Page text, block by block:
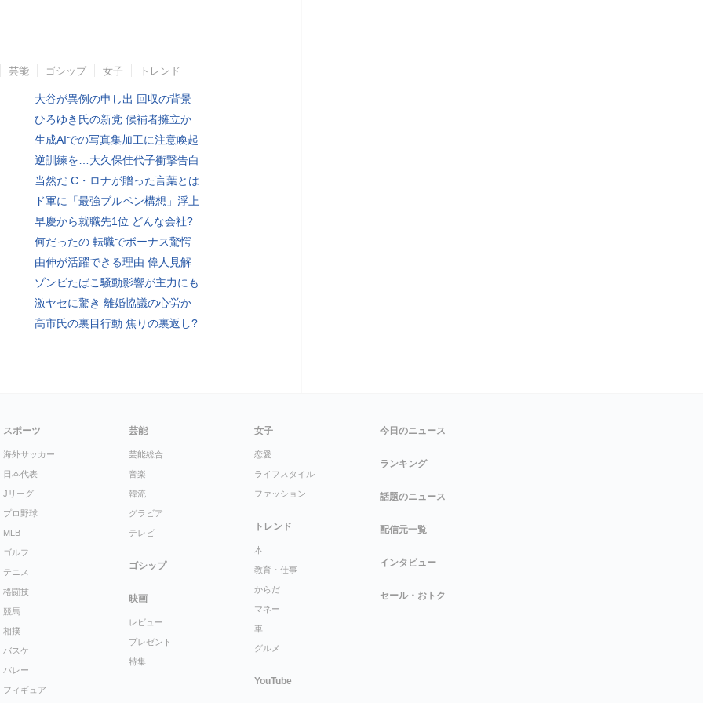
芸能 ゴシップ 女子 トレンド
大谷が異例の申し出 回収の背景
ひろゆき氏の新党 候補者擁立か
生成AIでの写真集加工に注意喚起
逆訓練を…大久保佳代子衝撃告白
当然だ C・ロナが贈った言葉とは
ド軍に「最強ブルペン構想」浮上
早慶から就職先1位 どんな会社?
何だったの 転職でボーナス驚愕
由伸が活躍できる理由 偉人見解
ゾンビたばこ騒動影響が主力にも
激ヤセに驚き 離婚協議の心労か
高市氏の裏目行動 焦りの裏返し?
スポーツ
海外サッカー
日本代表
Jリーグ
プロ野球
MLB
ゴルフ
テニス
格闘技
競馬
相撲
バスケ
バレー
フィギュア
芸能
芸能総合
音楽
韓流
グラビア
テレビ
ゴシップ
映画
レビュー
プレゼント
特集
女子
恋愛
ライフスタイル
ファッション
トレンド
本
教育・仕事
からだ
マネー
車
グルメ
YouTube
今日のニュース
ランキング
話題のニュース
配信元一覧
インタビュー
セール・おトク